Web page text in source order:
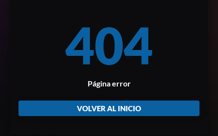
404
Página error
VOLVER AL INICIO